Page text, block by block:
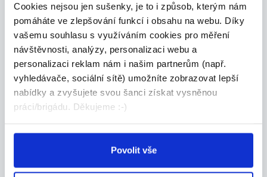
Cookies nejsou jen sušenky, je to i způsob, kterým nám
pomáháte ve zlepšování funkcí i obsahu na webu. Díky
vašemu souhlasu s využíváním cookies pro měření
návštěvnosti, analýzy, personalizaci webu a
personalizaci reklam nám i našim partnerům (např.
vyhledávače, sociální sítě) umožníte zobrazovat lepší
nabídky a zvyšujete svou šanci získat vysněnou
práci/brigádu. Děkujeme :-)
Povolit vše
23.07.2026
Koordinátor výroby |
potravinářství | 60 000 Kč
P...
Grafton Recruitment s.r.o.